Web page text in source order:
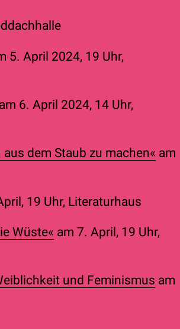
5. April 2024, 19 Uhr,
am 6. April 2024, 14 Uhr,
dem Staub zu machen« am
19 Uhr, Literaturhaus
Wüste« am 7. April, 19 Uhr,
und Feminismus am